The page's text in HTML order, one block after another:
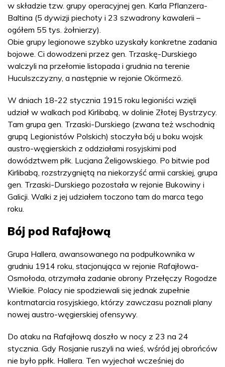
w składzie tzw. grupy operacyjnej gen. Karla Pflanzera-
Baltina (5 dywizji piechoty i 23 szwadrony kawalerii –
ogółem 55 tys. żołnierzy).
Obie grupy legionowe szybko uzyskały konkretne zadania
bojowe. Ci dowodzeni przez gen. Trzaskę-Durskiego
walczyli na przełomie listopada i grudnia na terenie
Huculszczyzny, a następnie w rejonie Okörmezö.
W dniach 18-22 stycznia 1915 roku legioniści wzięli
udział w walkach pod Kirlibabą, w dolinie Złotej Bystrzycy.
Tam grupa gen. Trzaski-Durskiego (zwana też wschodnią
grupą Legionistów Polskich) stoczyła bój u boku wojsk
austro-węgierskich z oddziałami rosyjskimi pod
dowództwem płk. Lucjana Żeligowskiego. Po bitwie pod
Kirlibabą, rozstrzygniętą na niekorzyść armii carskiej, grupa
gen. Trzaski-Durskiego pozostała w rejonie Bukowiny i
Galicji. Walki z jej udziałem toczono tam do marca tego
roku.
Bój pod Rafajłową
Grupa Hallera, awansowanego na podpułkownika w
grudniu 1914 roku, stacjonująca w rejonie Rafajłowa-
Osmołoda, otrzymała zadanie obrony Przełęczy Rogodze
Wielkie. Polacy nie spodziewali się jednak zupełnie
kontrnatarcia rosyjskiego, którzy zawczasu poznali plany
nowej austro-węgierskiej ofensywy.
Do ataku na Rafajłową doszło w nocy z 23 na 24
stycznia. Gdy Rosjanie ruszyli na wieś, wśród jej obrońców
nie było ppłk. Hallera. Ten wyjechał wcześniej do